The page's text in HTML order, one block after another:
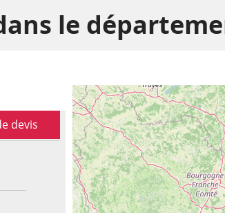
le
devis